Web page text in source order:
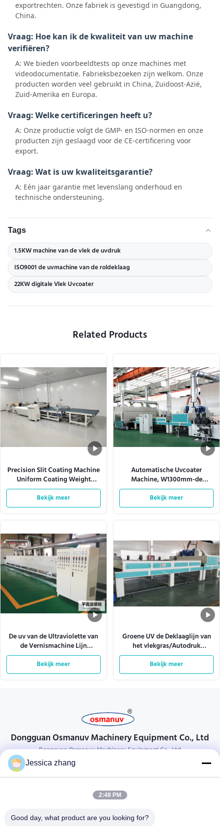
exportrechten. Onze fabriek is gevestigd in Guangdong,
China.
Vraag: Hoe kan ik de kwaliteit van uw machine
verifiëren?
A: We bieden voorbeeldtests op onze machines met
videodocumentatie. Fabrieksbezoeken zijn welkom. Onze
producten worden veel gebruikt in China, Zuidoost-Azië,
Zuid-Amerika en Europa.
Vraag: Welke certificeringen heeft u?
A: Onze productie volgt de GMP- en ISO-normen en onze
producten zijn geslaagd voor de CE-certificering voor
export.
Vraag: Wat is uw kwaliteitsgarantie?
A: Eén jaar garantie met levenslang onderhoud en
technische ondersteuning.
Tags
1.5KW machine van de vlek de uvdruk
ISO9001 de uvmachine van de roldeklaag
22KW digitale Vlek Uvcoater
Related Products
Precision Slit Coating Machine
Uniform Coating Weight
Verstelbare matrijzen
Bekijk meer
Automatische Uvcoater
Machine, W1300mm-de
Productielijn van de Nevelverf
Bekijk meer
De uv van de Ultraviolette van
de Vernismachine Lijn
Stralendeklaag ISO9001
L10000mm
Bekijk meer
Groene UV de Deklaaglijn van
het vlekgras/Autodruk
Uvmachine ISO9001 1320mm
Bekijk meer
Dongguan Osmanuv Machinery Equipment Co., Ltd
Dongguan Osmanuv Machinery Equipment Co., Ltd
Neem contact op.
28 tweede industrieel, wei van Liu chong, Wanjiang, DongGuan,
86-769 -88125248
Jessica zhang
2:48 PM
Good day, what product are you looking for?